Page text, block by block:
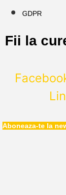
GDPR
Fii la
Aboneaza-te la